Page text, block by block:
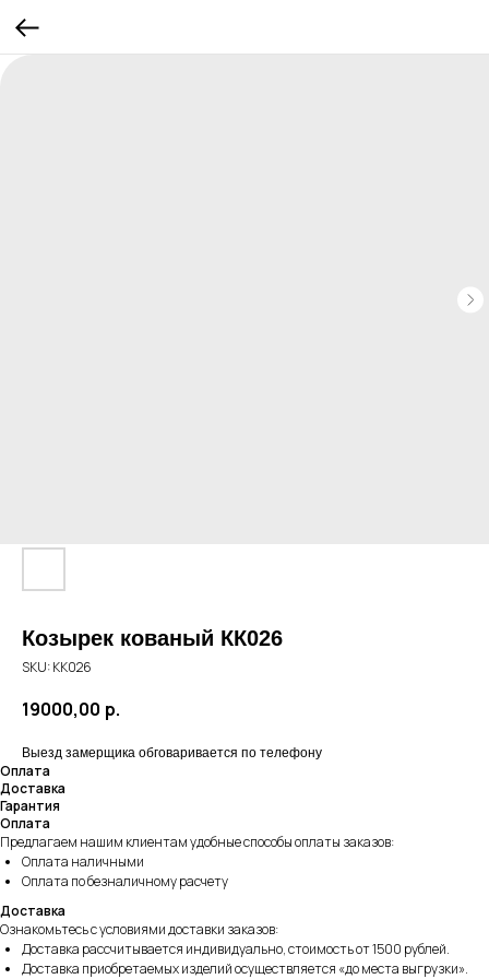
Козырек кованый КК026
SKU:КК026
19000,00 р.
Выезд замерщика обговаривается по телефону
Оплата
Доставка
Гарантия
Оплата
Предлагаем нашим клиентам удобные способы оплаты заказов:
Оплата наличными
Оплата по безналичному расчету
Доставка
Ознакомьтесь с условиями доставки заказов:
Доставка рассчитывается индивидуально, стоимость от 1500 рублей.
Доставка приобретаемых изделий осуществляется «до места выгрузки».